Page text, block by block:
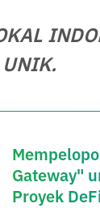
UNIK.
Gateway"
Proyek